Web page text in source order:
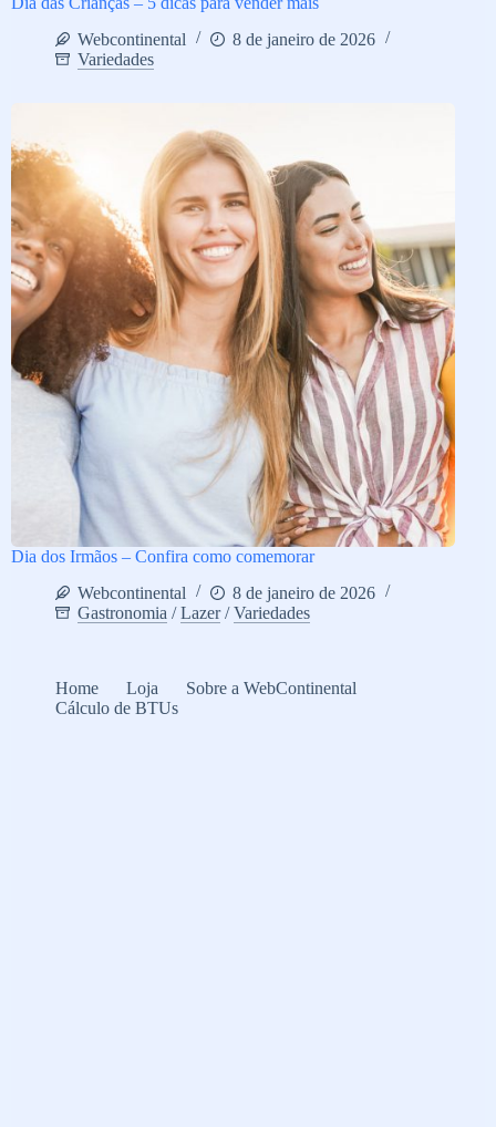
Webcontinental
8 de janeiro de 2026
Variedades
Dia dos Irmãos – Confira como comemorar
Webcontinental
8 de janeiro de 2026
Gastronomia /Lazer/Variedades
Home Loja
Sobre a WebContinental
Cálculo de BTUs